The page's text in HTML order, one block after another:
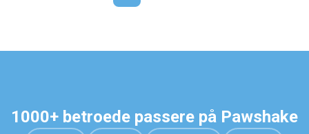
1000+ betroede passere på Pawshake